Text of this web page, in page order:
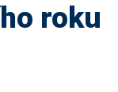
roku